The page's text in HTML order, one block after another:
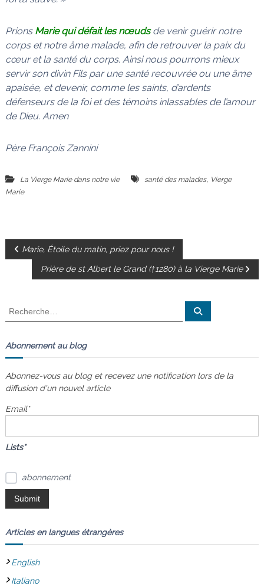
Prions Marie qui défait les nœudsde venir guérir notre
corps et notre âme malade, afin de retrouver la paix du
cœur et la santé du corps. Ainsi nous pourrons mieux
servir son divin Fils par une santé recouvrée ou une âme
apaisée, et devenir, comme les saints, d’ardents
défenseurs de la foi et des témoins inlassables de l’amour
de Dieu. Amen
Père François Zannini
La Vierge Marie dans notre vie santé des malades, Vierge
Marie
N
v
g
a
t
i
n
e
l
Marie, Étoile du matin, priez pour nous !
Prière de st Albert le Grand (†1280) à la Vierge Marie
h
e
c
h
e
r
R
c
r
Abonnement au blog
Abonnez-vous au blog et recevez une notification lors de la
diffusion d'un nouvel article
Email*
Lists*
abonnement
Articles en langues étrangères
English
Italiano